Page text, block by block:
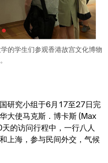
的学生们参观香港故宫文化博物
研究小组于6月17至27日完
大使马克斯．博卡斯 (Max
的访问行程中，一行八人
上海，参与民间外交，气候